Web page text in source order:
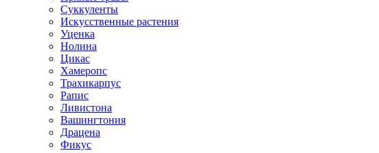
Суккуленты
Искусственные растения
Уценка
Нолина
Цикас
Хамеропс
Трахикарпус
Рапис
Ливистона
Вашингтония
Драцена
Фикус